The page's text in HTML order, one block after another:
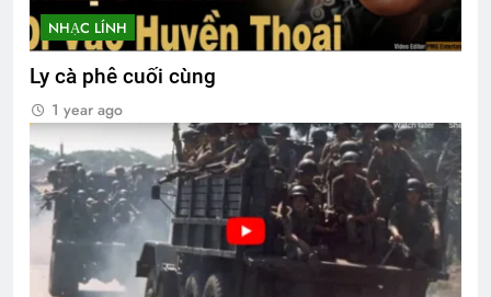
NHẠC LÍNH
Ly cà phê cuối cùng
1 year ago